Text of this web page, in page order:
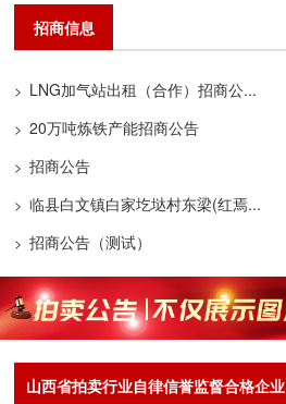
招商信息
> LNG加气站出租（合作）招商公...
> 20万吨炼铁产能招商公告
> 招商公告
> 临县白文镇白家圪垯村东梁(红焉...
> 招商公告（测试）
山西省拍卖行业自律信誉监督合格企业